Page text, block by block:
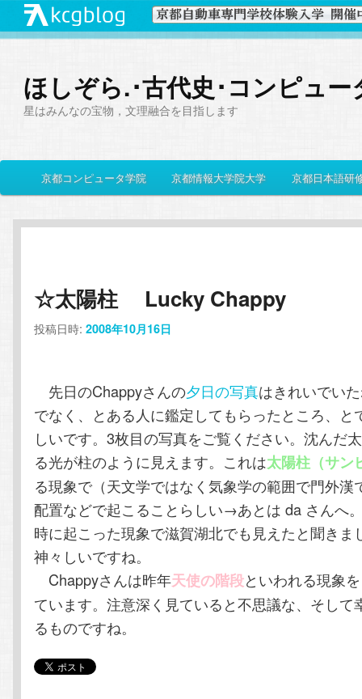
ほしぞら.･古代史･コンピュー
星はみんなの宝物，文理融合を目指します
イ
メ
イ
コ
ン
ン
ツ
へ
移
動
サ
ブ
ン
テ
ツ
へ
移
動
京都コンピュータ学院 京都情報大学院大学 京都日本語研
☆太陽柱 Lucky Chappy
投稿日時:2008年10月16日
先日のChappyさんの夕日の写真はきれいでい
でなく、とある人に鑑定してもらったところ、と
しいです。3枚目の写真をご覧ください。沈んだ
る光が柱のように見えます。これは太陽柱（サン
る現象で（天文学ではなく気象学の範囲で門外漢
配置などで起こることらしい→あとは da さんへ
時に起こった現象で滋賀湖北でも見えたと聞きま
神々しいですね。
Chappyさんは昨年天使の階段といわれる現象
ています。注意深く見ていると不思議な、そして
るものですね。